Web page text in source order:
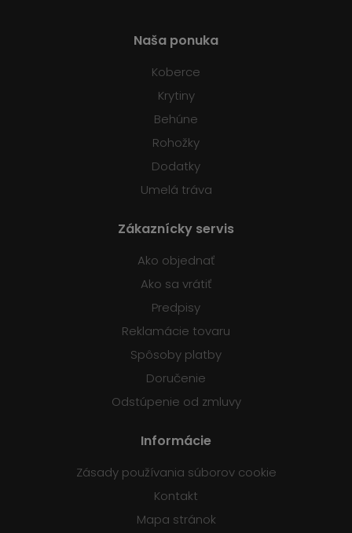
Naša ponuka
Koberce
Krytiny
Behúne
Rohožky
Dodatky
Umelá tráva
Zákaznícky servis
Ako objednať
Ako sa vrátiť
Predpisy
Reklamácie tovaru
Spôsoby platby
Doručenie
Odstúpenie od zmluvy
Informácie
Zásady používania súborov cookie
Kontakt
Mapa stránok